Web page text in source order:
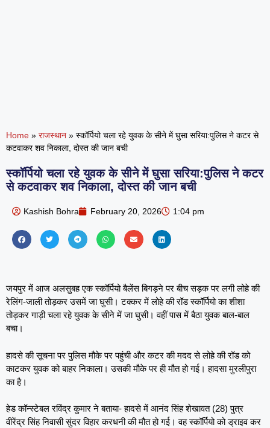
Home » राजस्थान » स्कॉर्पियो चला रहे युवक के सीने में घुसा सरिया:पुलिस ने कटर से
कटवाकर शव निकाला, दोस्त की जान बची
स्कॉर्पियो चला रहे युवक के सीने में घुसा सरिया:पुलिस ने कटर
से कटवाकर शव निकाला, दोस्त की जान बची
Kashish Bohra February 20, 2026 1:04 pm
जयपुर में आज अलसुबह एक स्कॉर्पियो बैलेंस बिगड़ने पर बीच सड़क पर लगी लोहे की
रेलिंग-जाली तोड़कर उसमें जा घुसी। टक्कर में लोहे की रॉड स्कॉर्पियो का शीशा
तोड़कर गाड़ी चला रहे युवक के सीने में जा घुसी। वहीं पास में बैठा युवक बाल-बाल
बचा।
हादसे की सूचना पर पुलिस मौके पर पहुंची और कटर की मदद से लोहे की रॉड को
काटकर युवक को बाहर निकाला। उसकी मौके पर ही मौत हो गई। हादसा मुरलीपुरा
का है।
हेड कॉन्स्टेबल रविंद्र कुमार ने बताया- हादसे में आनंद सिंह शेखावत (28) पुत्र
वीरेंद्र सिंह निवासी सुंदर विहार करधनी की मौत हो गई। वह स्कॉर्पियो को ड्राइव कर